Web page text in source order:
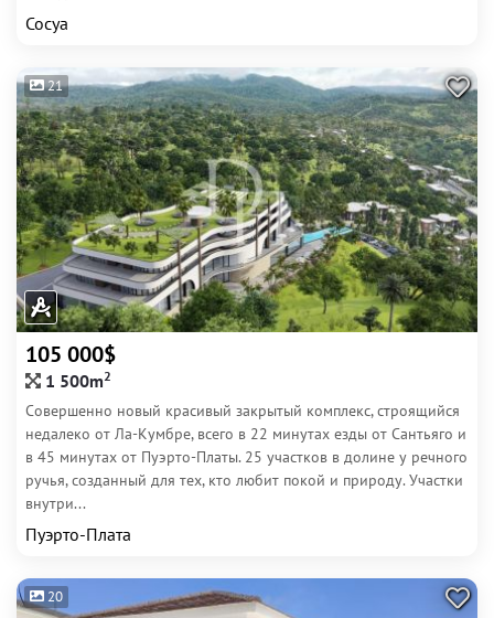
Сосуа
21
105 000$
1 500m2
Совершенно новый красивый закрытый комплекс, строящийся
недалеко от Ла-Кумбре, всего в 22 минутах езды от Сантьяго и
в 45 минутах от Пуэрто-Платы. 25 участков в долине у речного
ручья, созданный для тех, кто любит покой и природу. Участки
внутри...
Пуэрто-Плата
20